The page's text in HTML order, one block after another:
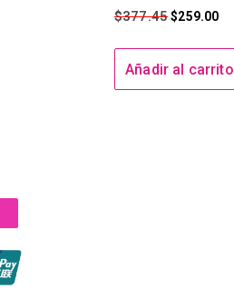
$377.45 $259.00
Añadir al carrito